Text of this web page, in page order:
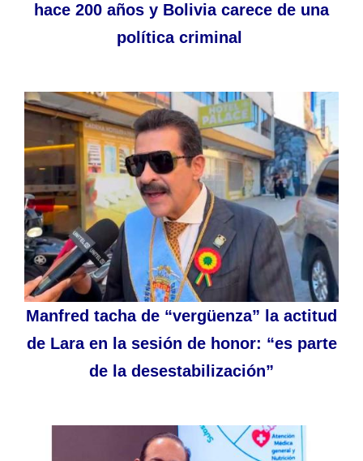
hace 200 años y Bolivia carece de una
política criminal
Manfred tacha de “vergüenza” la actitud
de Lara en la sesión de honor: “es parte
de la desestabilización”